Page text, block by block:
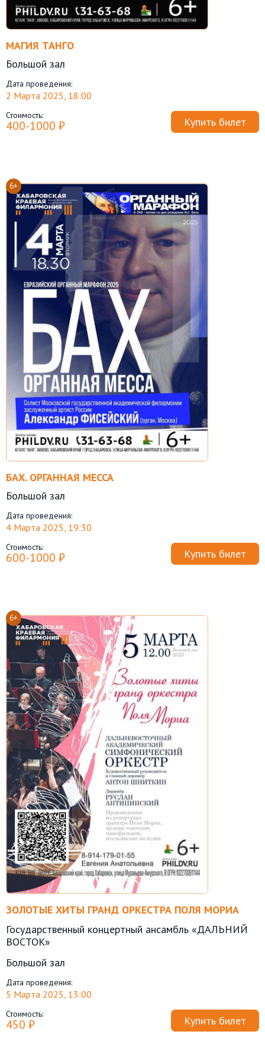
МАГИЯ ТАНГО
Большой зал
Дата проведения:
2 Марта 2025, 18:00
Стоимость:
400-1000 ₽ Купить билет
6+
БАХ. ОРГАННАЯ МЕССА
Большой зал
Дата проведения:
4 Марта 2025, 19:30
Стоимость:
600-1000 ₽ Купить билет
6+
ЗОЛОТЫЕ ХИТЫ ГРАНД ОРКЕСТРА ПОЛЯ МОРИА
Государственный концертный ансамбль «ДАЛЬНИЙ
ВОСТОК»
Большой зал
Дата проведения:
5 Марта 2025, 13:00
Стоимость:
450 ₽ Купить билет